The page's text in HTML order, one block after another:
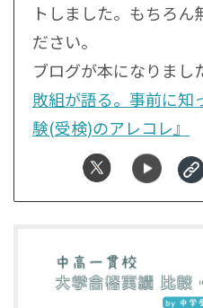
トしました。もちろん
ださい。
ブログが本になりまし
敗組が語る。事前に知
験(受検)のアレコレ』